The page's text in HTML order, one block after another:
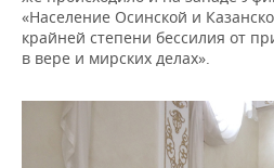
«Население Осинской и
крайней степени бессилия от
в вере и мирских делах».